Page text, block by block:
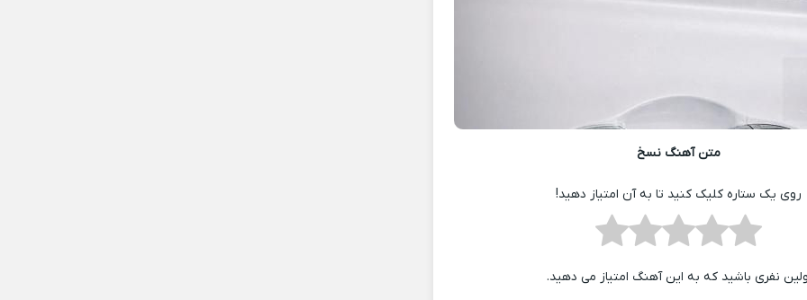
متن آهنگ نسخ
روی یک ستاره کلیک کنید تا به آن امتیاز دهید!
نفری باشید که به این آهنگ امتیاز می دهید.